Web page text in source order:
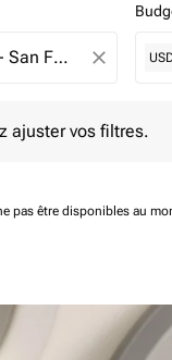
close
ajuster vos filtres.
pas être disponibles au